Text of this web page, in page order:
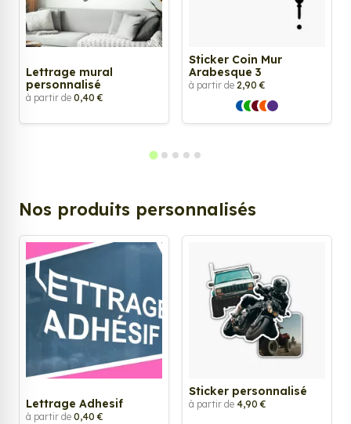
Lettrage mural
personnalisé
à partir de 0,40 €
Sticker Coin Mur
Arabesque 3
à partir de 2,90 €
Nos produits personnalisés
Lettrage Adhesif
à partir de 0,40 €
Sticker personnalisé
à partir de 4,90 €